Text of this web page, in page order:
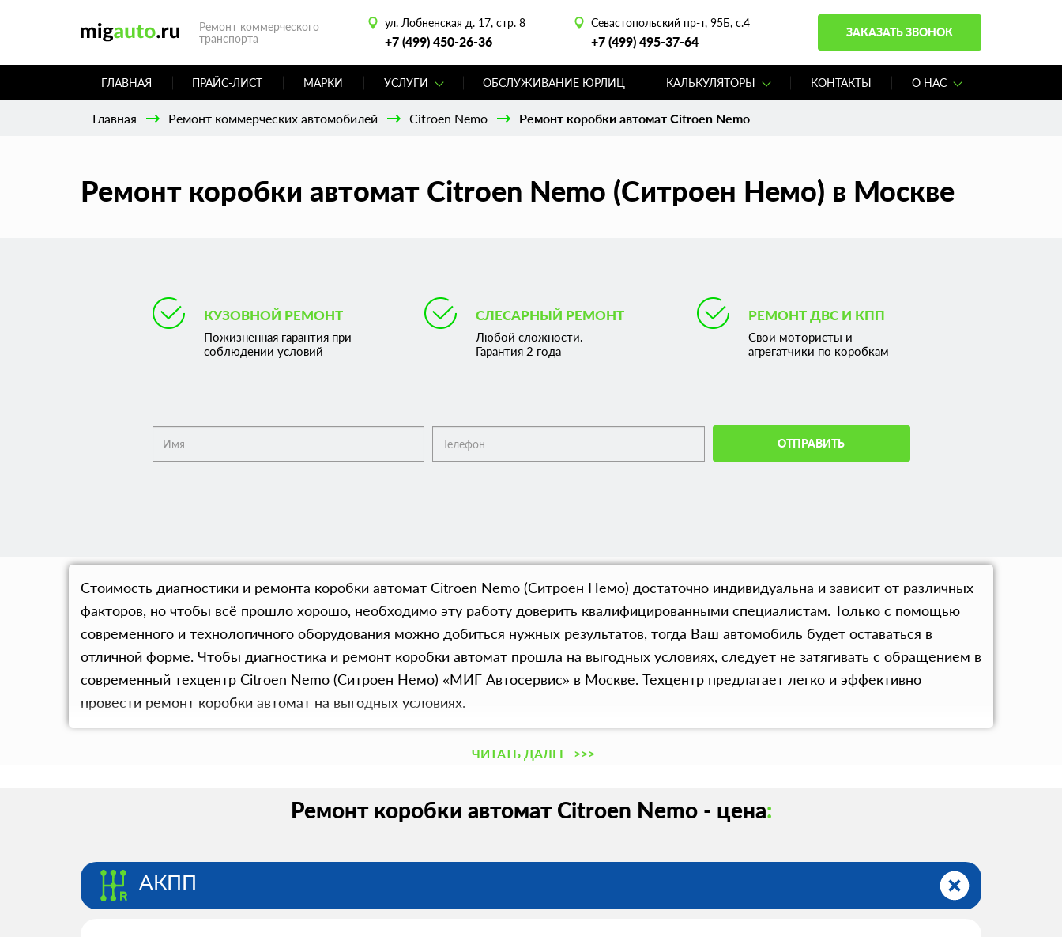
Ремонт коммерческого
транспорта
ул. Лобненская д. 17, стр. 8
+7 (499) 450-26-36
Севастопольский пр-т, 95Б, с.4
+7 (499) 495-37-64
ЗАКАЗАТЬ ЗВОНОК
ГЛАВНАЯ ПРАЙС-ЛИСТ МАРКИ УСЛУГИ ОБСЛУЖИВАНИЕ ЮРЛИЦ КАЛЬКУЛЯТОРЫ КОНТАКТЫ О НАС
Главная Ремонт коммерческих автомобилей Citroen Nemo Ремонт коробки автомат Citroen Nemo
Ремонт коробки автомат Citroen Nemo (Ситроен Немо) в Москве
КУЗОВНОЙ РЕМОНТ
Пожизненная гарантия при
соблюдении условий
СЛЕСАРНЫЙ РЕМОНТ
Любой сложности.
Гарантия 2 года
РЕМОНТ ДВС И КПП
Свои мотористы и
агрегатчики по коробкам
ОТПРАВИТЬ
Стоимость диагностики и ремонта коробки автомат Citroen Nemo (Ситроен Немо) достаточно индивидуальна и зависит от различных
факторов, но чтобы всё прошло хорошо, необходимо эту работу доверить квалифицированными специалистам. Только с помощью
современного и технологичного оборудования можно добиться нужных результатов, тогда Ваш автомобиль будет оставаться в
отличной форме. Чтобы диагностика и ремонт коробки автомат прошла на выгодных условиях, следует не затягивать с обращением в
современный техцентр Citroen Nemo (Ситроен Немо) «МИГ Автосервис» в Москве. Техцентр предлагает легко и эффективно
провести ремонт коробки автомат на выгодных условиях.
ЧИТАТЬ ДАЛЕЕ >>>
Ремонт коробки автомат Citroen Nemo - цена:
АКПП